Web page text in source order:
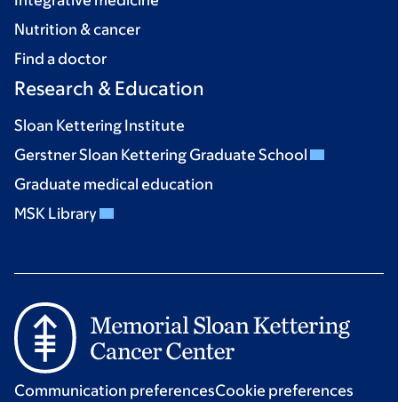
Nutrition & cancer
Find a doctor
Research & Education
Sloan Kettering Institute
Gerstner Sloan Kettering Graduate School
Graduate medical education
MSK Library
Communication preferencesCookie preferences